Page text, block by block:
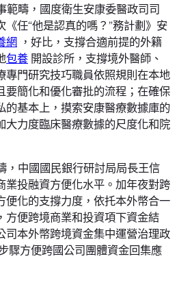
範疇，國度衛生安康委醫政司司
任“他是認真的嗎？”務計劃》安
網 ，好比，支撐合適前提的外籍
包養 開設診所，支撐境外醫師、
專門研究技巧職員依照規則在本地
要簡化和優化審批的流程；在確保
的基本上，摸索安康醫療數據庫的
大力度臨床醫療數據的尺度化和院
，中國國民銀行研討局局長王信
業投融資方便化水平。加年夜對跨
便化的支撐力度，依托本外幣合一
方便跨境商業和投資項下資金結
司本外幣跨境資金集中運營治理政
驟方便跨國公司團體資金回集應